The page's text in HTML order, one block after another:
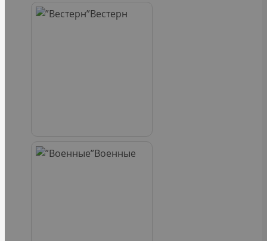
Вестерн
Военные